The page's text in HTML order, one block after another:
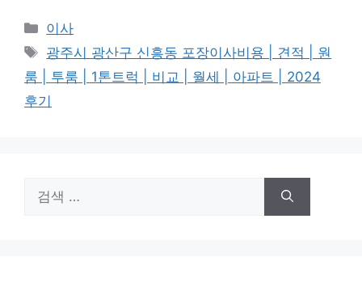
카
테
리
이사
태
그
광주시 광산구 신흥동 포장이사비용 | 견적 | 원
룸 | 투룸 | 1톤트럭 | 비교 | 월세 | 아파트 | 2024
후기
색: